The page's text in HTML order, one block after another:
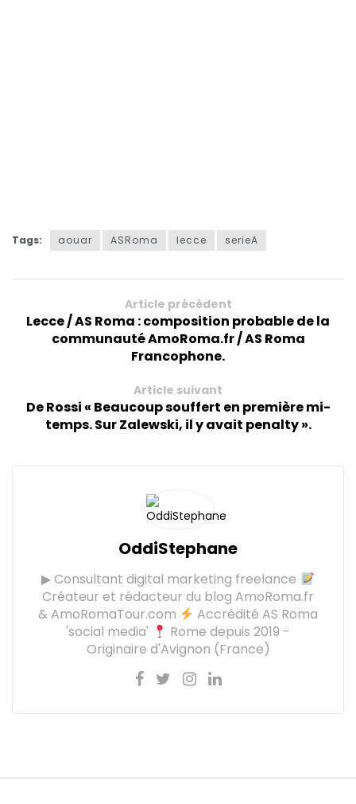
Tags: aouar ASRoma lecce serieA
Article précédent
Lecce / AS Roma : composition probable de la
communauté AmoRoma.fr / AS Roma
Francophone.
Article suivant
De Rossi « Beaucoup souffert en première mi-
temps. Sur Zalewski, il y avait penalty ».
OddiStephane
▶ Consultant digital marketing freelance
Créateur et rédacteur du blog AmoRoma.fr
& AmoRomaTour.com
Accrédité AS Roma
'social media'
Rome depuis 2019 -
Originaire d'Avignon (France)